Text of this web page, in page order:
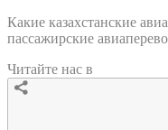
Какие казахстанские
пассажирские
Читайте нас в